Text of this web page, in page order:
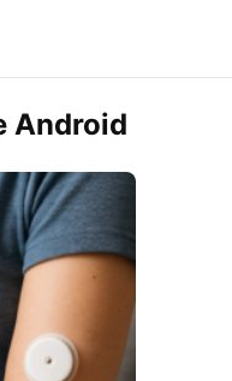
Android